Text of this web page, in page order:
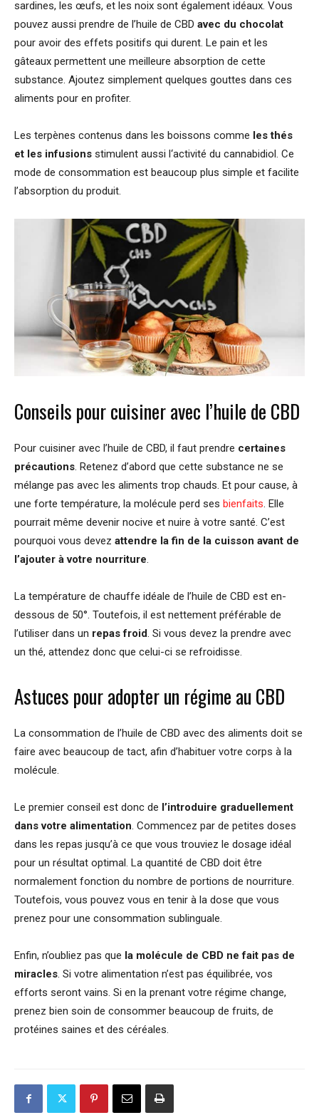
sardines, les œufs, et les noix sont également idéaux. Vous
pouvez aussi prendre de l’huile de CBD avec du chocolat
pour avoir des effets positifs qui durent. Le pain et les
gâteaux permettent une meilleure absorption de cette
substance. Ajoutez simplement quelques gouttes dans ces
aliments pour en profiter.
Les terpènes contenus dans les boissons comme les thés
et les infusions stimulent aussi l‘activité du cannabidiol. Ce
mode de consommation est beaucoup plus simple et facilite
l’absorption du produit.
Conseils pour cuisiner avec l’huile de CBD
Pour cuisiner avec l’huile de CBD, il faut prendre certaines
précautions. Retenez d’abord que cette substance ne se
mélange pas avec les aliments trop chauds. Et pour cause, à
une forte température, la molécule perd ses bienfaits. Elle
pourrait même devenir nocive et nuire à votre santé. C’est
pourquoi vous devez attendre la fin de la cuisson avant de
l’ajouter à votre nourriture.
La température de chauffe idéale de l’huile de CBD est en-
dessous de 50°. Toutefois, il est nettement préférable de
l’utiliser dans un repas froid. Si vous devez la prendre avec
un thé, attendez donc que celui-ci se refroidisse.
Astuces pour adopter un régime au CBD
La consommation de l’huile de CBD avec des aliments doit se
faire avec beaucoup de tact, afin d’habituer votre corps à la
molécule.
Le premier conseil est donc de l’introduire graduellement
dans votre alimentation. Commencez par de petites doses
dans les repas jusqu’à ce que vous trouviez le dosage idéal
pour un résultat optimal. La quantité de CBD doit être
normalement fonction du nombre de portions de nourriture.
Toutefois, vous pouvez vous en tenir à la dose que vous
prenez pour une consommation sublinguale.
Enfin, n’oubliez pas que la molécule de CBD ne fait pas de
miracles. Si votre alimentation n’est pas équilibrée, vos
efforts seront vains. Si en la prenant votre régime change,
prenez bien soin de consommer beaucoup de fruits, de
protéines saines et des céréales.